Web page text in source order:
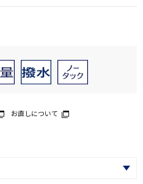
お直しについて